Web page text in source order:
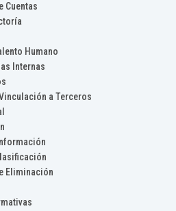
Cuentas
Humano
Internas
a Terceros
Eliminación